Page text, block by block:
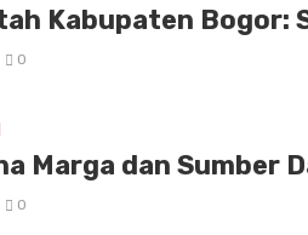
Kabupaten Bogor:
0
Marga dan Sumber
0